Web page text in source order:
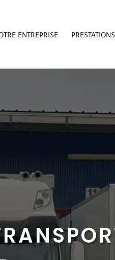
ENTREPRISE PRESTATIONS